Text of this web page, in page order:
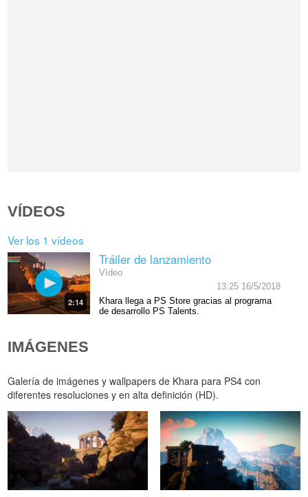
VÍDEOS
Ver los 1 vídeos
2:14
Tráiler de lanzamiento
Vídeo
13:25 16/5/2018
Khara llega a PS Store gracias al programa
de desarrollo PS Talents.
IMÁGENES
Galería de imágenes y wallpapers de Khara para PS4 con
diferentes resoluciones y en alta definición (HD).